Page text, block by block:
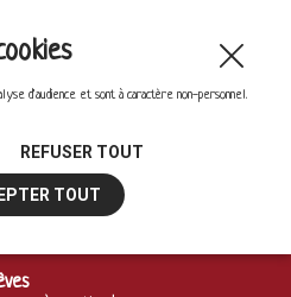
d'audience et sont à caractère non-personnel.
REFUSER TOUT
TOUT